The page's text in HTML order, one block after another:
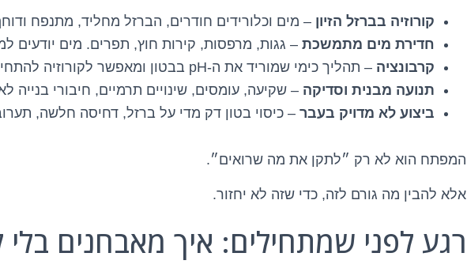
קורוזיה בברזל הזיון – מים וכלורידים חודרים, הברזל מחליד, מתנפח
חדירת מים מתמשכת – גגות, מרפסות, קירות חוץ, תפרים. מים יודעים
קרבונציה – תהליך כימי שמוריד את ה-pH בבטון ומאפשר לקורוזיה להתחיל.
תנועה מבנית וסדיקה – שקיעה, עומסים, שינויים תרמיים, חיבורי בנייה
ביצוע לא מדויק בעבר – כיסוי בטון דק מדי על ברזל, דחיסה חלשה,
המפתח הוא לא רק ״לתקן את מה שרואים״.
אלא להבין מה גורם לזה, כדי שזה לא יחזור.
רגע לפני שמתחילים: איך מאבחנים